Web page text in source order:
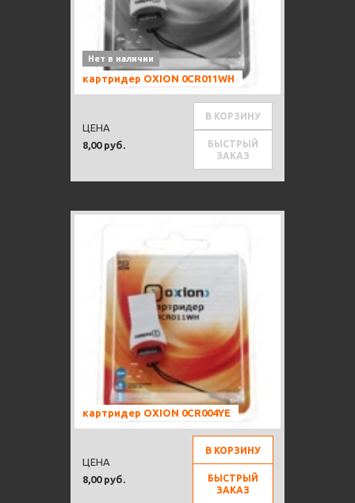
Нет в наличии
картридер OXION 0CR011WH
8,00 руб.
ЦЕНА
В КОРЗИНУ
БЫСТРЫЙ
ЗАКАЗ
картридер OXION 0CR004YE
8,00 руб.
ЦЕНА
В КОРЗИНУ
БЫСТРЫЙ
ЗАКАЗ